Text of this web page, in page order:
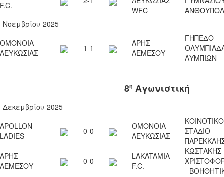
F.C.
WFC
Νοεμβρίου-2025
ΟΜΟΝΟΙΑ
ΛΕΥΚΩΣΙΑΣ
1-1
ΑΡΗΣ
ΛΕΜΕΣΟΥ
ΓΗΠΕΔΟ
ΛΥΜΠΙΩΝ
8η Αγωνιστική
Δεκεμβρίου-2025
APOLLON
LADIES
0-0
ΟΜΟΝΟΙΑ
ΛΕΥΚΩΣΙΑΣ
ΚΟΙΝΟΤΙΚΟ
ΣΤΑΔΙΟ
ΑΡΗΣ
ΛΕΜΕΣΟΥ
0-0
LAKATAMIA
F.C.
ΚΩΣΤΑΚΗΣ
-